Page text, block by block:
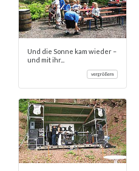
Und die Sonne kam wieder –
und mit ihr...
vergrößern